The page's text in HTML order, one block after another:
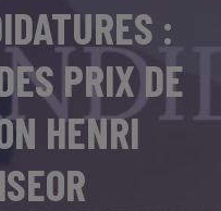
:
PRIX DE
HENRI